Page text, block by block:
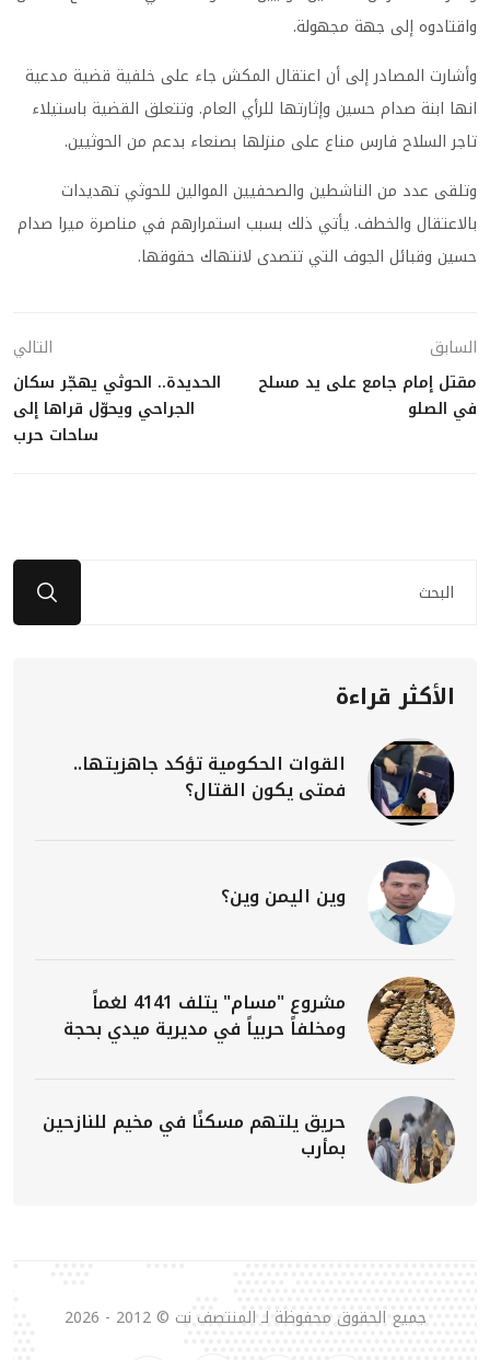
واقتادوه إلى جهة مجهولة.
وأشارت المصادر إلى أن اعتقال المكش جاء على خلفية قضية مدعية
انها ابنة صدام حسين وإثارتها للرأي العام. وتتعلق القضية باستيلاء
تاجر السلاح فارس مناع على منزلها بصنعاء بدعم من الحوثيين.
وتلقى عدد من الناشطين والصحفيين الموالين للحوثي تهديدات
بالاعتقال والخطف. يأتي ذلك بسبب استمرارهم في مناصرة ميرا صدام
حسين وقبائل الجوف التي تتصدى لانتهاك حقوقها.
السابق
مقتل إمام جامع على يد مسلح
في الصلو
التالي
الحديدة.. الحوثي يهجّر سكان
الجراحي ويحوّل قراها إلى
ساحات حرب
الأكثر قراءة
القوات الحكومية تؤكد جاهزيتها..
فمتى يكون القتال؟
وين اليمن وين؟
مشروع "مسام" يتلف 4141 لغماً
ومخلفاً حربياً في مديرية ميدي بحجة
حريق يلتهم مسكنًا في مخيم للنازحين
بمأرب
جميع الحقوق محفوظة لـ المنتصف نت © 2012 - 2026